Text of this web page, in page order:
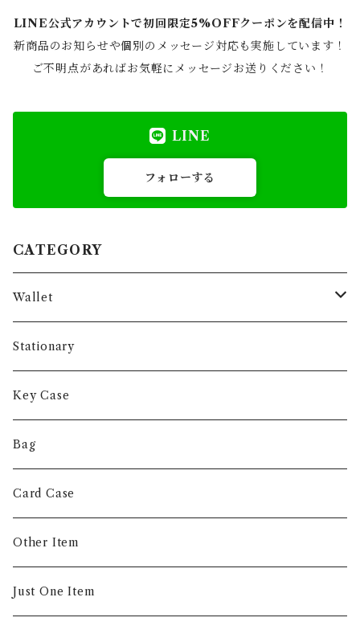
LINE公式アカウントで初回限定5%OFFクーポンを配信中！
新商品のお知らせや個別のメッセージ対応も実施しています！
ご不明点があればお気軽にメッセージお送りください！
LINE
フォローする
CATEGORY
Wallet
Long Wallet
Short Wallet
Coin Case
Money Clip
Stationary
Key Case
Bag
Card Case
Other Item
Just One Item